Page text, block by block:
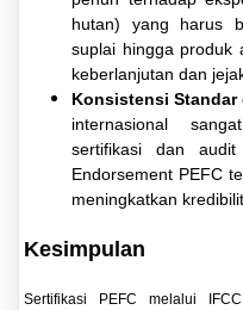
hutan) yang harus
suplai hingga produk
keberlanjutan dan
Konsistensi Standar
internasional
sertifikasi dan
Endorsement PEFC
meningkatkan
Kesimpulan
Sertifikasi PEFC melalui